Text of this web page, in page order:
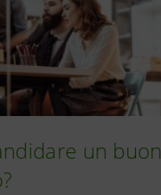
un buon